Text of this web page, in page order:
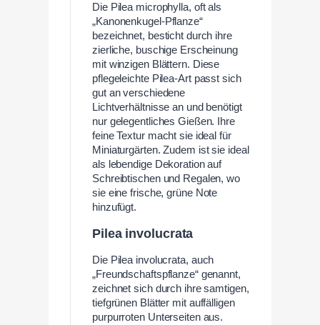
Die Pilea microphylla, oft als
„Kanonenkugel-Pflanze“
bezeichnet, besticht durch ihre
zierliche, buschige Erscheinung
mit winzigen Blättern. Diese
pflegeleichte Pilea-Art passt sich
gut an verschiedene
Lichtverhältnisse an und benötigt
nur gelegentliches Gießen. Ihre
feine Textur macht sie ideal für
Miniaturgärten. Zudem ist sie ideal
als lebendige Dekoration auf
Schreibtischen und Regalen, wo
sie eine frische, grüne Note
hinzufügt.
Pilea involucrata
Die Pilea involucrata, auch
„Freundschaftspflanze“ genannt,
zeichnet sich durch ihre samtigen,
tiefgrünen Blätter mit auffälligen
purpurroten Unterseiten aus.